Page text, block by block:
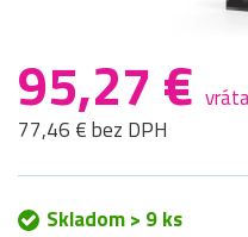
95,27 €
77,46 € bez DPH
Skladom > 9 ks